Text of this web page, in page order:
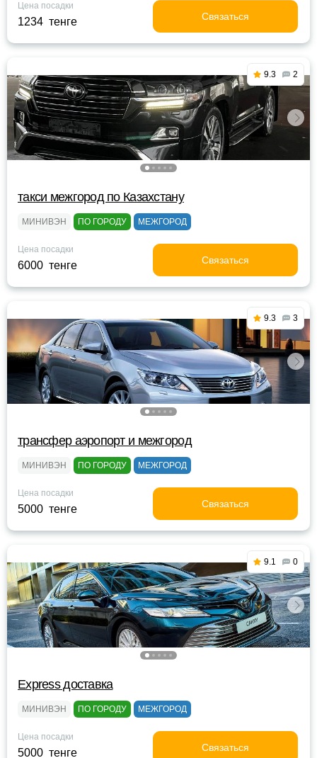
Цена посадки
1234 тенге Связаться
9.3 2
такси межгород по Казахстану
МИНИВЭН ПО ГОРОДУ МЕЖГОРОД
Цена посадки
6000 тенге Связаться
9.3 3
трансфер аэропорт и межгород
МИНИВЭН ПО ГОРОДУ МЕЖГОРОД
Цена посадки
5000 тенге Связаться
9.1 0
Express доставка
МИНИВЭН ПО ГОРОДУ МЕЖГОРОД
Цена посадки
5000 тенге Связаться